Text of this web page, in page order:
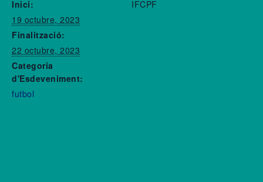
Inici:
19 octubre, 2023
Finalització:
22 octubre, 2023
Categoria
d'Esdeveniment:
futbol
IFCPF